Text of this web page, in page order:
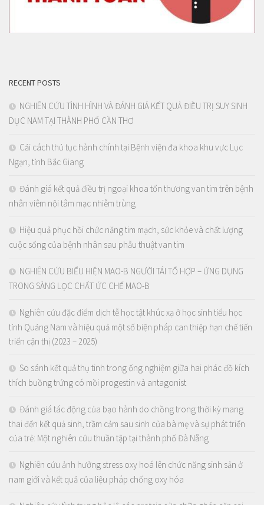
RECENT POSTS
NGHIÊN CỨU TÌNH HÌNH VÀ ĐÁNH GIÁ KẾT QUẢ ĐIỀU TRỊ SUY SINH
DỤC NAM TẠI THÀNH PHỐ CẦN THƠ
Cải cách thủ tục hành chính tại Bệnh viện đa khoa khu vực Lục
Ngạn, tỉnh Bắc Giang
Đánh giá kết quả điều trị ngoại khoa tổn thương van tim trên bệnh
nhân viêm nội tâm mạc nhiễm trùng
Hiệu quả phục hồi chức năng tim mạch, sức khỏe và chất lượng
cuộc sống của bệnh nhân sau phẫu thuật van tim
NGHIÊN CỨU BIỂU HIỆN MAO-B NGƯỜI TÁI TỔ HỢP – ỨNG DỤNG
TRONG SÀNG LỌC CHẤT ỨC CHẾ MAO-B
Nghiên cứu đặc điểm dịch tễ học tật khúc xạ ở học sinh tiểu học
tỉnh Quảng Nam và hiệu quả một số biện pháp can thiệp hạn chế tiến
triển cận thị (2023 – 2025)
So sánh kết quả thụ tinh trong ống nghiệm giữa hai phác đồ kích
thích buồng trứng có mồi progestin và antagonist
Đánh giá tác động của bạo hành do chồng trong thời kỳ mang
thai đến kết quả sinh, trầm cảm sau sinh của bà mẹ và sự phát triển
của trẻ: Một nghiên cứu thuần tập tại thành phố Đà Nẵng
Nghiên cứu ảnh hưởng stress oxy hoá lên chức năng sinh sản ở
nam giới và kết quả của liệu pháp chống oxy hóa